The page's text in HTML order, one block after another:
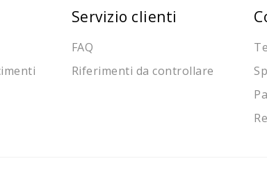
Servizio clienti
FAQ
Riferimenti da controllare